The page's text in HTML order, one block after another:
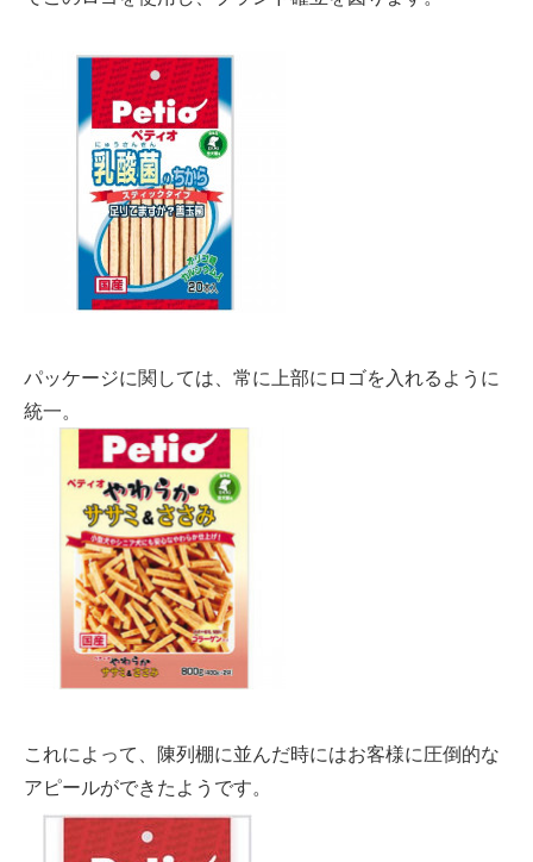
パッケージに関しては、常に上部にロゴを入れるように
統一。
これによって、陳列棚に並んだ時にはお客様に圧倒的な
アピールができたようです。